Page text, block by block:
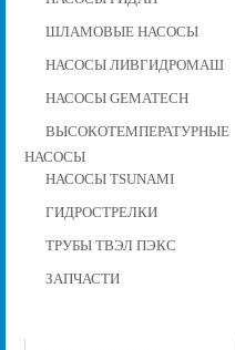
ШЛАМОВЫЕ НАСОСЫ
НАСОСЫ ЛИВГИДРОМАШ
НАСОСЫ GEMATECH
ВЫСОКОТЕМПЕРАТУРНЫЕ
НАСОСЫ
НАСОСЫ TSUNAMI
ГИДРОСТРЕЛКИ
ТРУБЫ ТВЭЛ ПЭКС
ЗАПЧАСТИ